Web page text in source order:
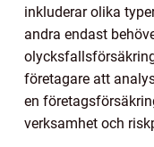
inkluderar olika
andra endast
företagare att
en
verksamhet och